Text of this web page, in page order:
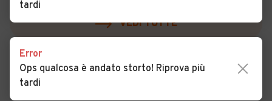
- UFFICIALE
VEDI TUTTE
tardi
Error
Ops qualcosa è andato storto! Riprova più
tardi